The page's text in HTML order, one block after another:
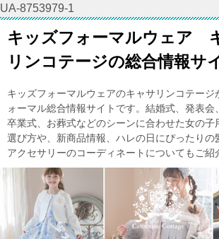
UA-8753979-1
キッズフォーマルウェア
リンコテージの総合情報サ
キッズフォーマルウェアのキャサリンコテージ
ォーマル総合情報サイトです。結婚式、発表会
卒業式、お葬式などのシーンに合わせた女の子
選び方や、新商品情報、ハレの日にぴったりの
アクセサリーのコーディネートについてもご紹